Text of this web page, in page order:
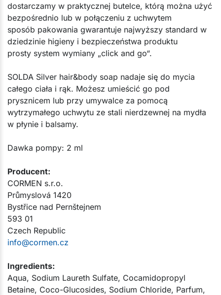
dostarczamy w praktycznej butelce, którą można użyć
bezpośrednio lub w połączeniu z uchwytem
sposób pakowania gwarantuje najwyższy standard w
dziedzinie higieny i bezpieczeństwa produktu
prosty system wymiany „click and go“.
SOLDA Silver hair&body soap nadaje się do mycia
całego ciała i rąk. Możesz umieścić go pod
prysznicem lub przy umywalce za pomocą
wytrzymałego uchwytu ze stali nierdzewnej na mydła
w płynie i balsamy.​
Dawka pompy: 2 ml​​
Producent:​
CORMEN s.r.o.
Průmyslová 1420
Bystřice nad Pernštejnem
593 01
Czech Republic
info@cormen.cz
Ingredients:
Aqua, Sodium Laureth Sulfate, Cocamidopropyl
Betaine, Coco-Glucosides, Sodium Chloride, Parfum,